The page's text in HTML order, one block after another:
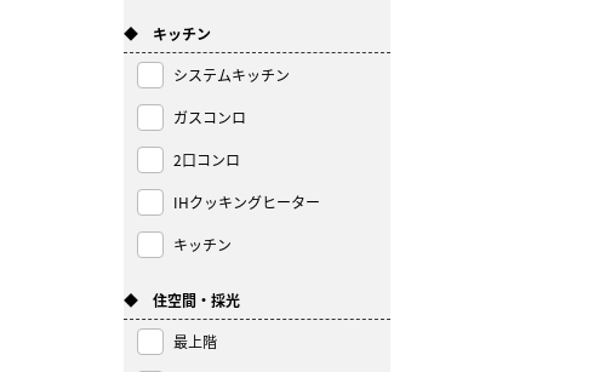
◆ キッチン
システムキッチン
ガスコンロ
2口コンロ
IHクッキングヒーター
キッチン
◆ 住空間・採光
最上階